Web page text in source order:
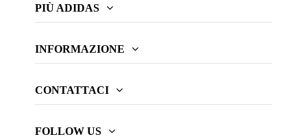
PIÙ ADIDAS
INFORMAZIONE
CONTATTACI
FOLLOW US